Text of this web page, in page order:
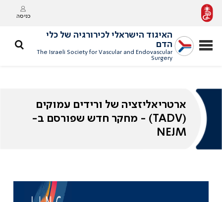
כניסה
האיגוד הישראלי לכירורגיה של כלי
הדם
The Israeli Society for Vascular and Endovascular
Surgery
ארטריאליזציה של ורידים עמוקים
(TADV) - מחקר חדש שפורסם ב-
NEJM